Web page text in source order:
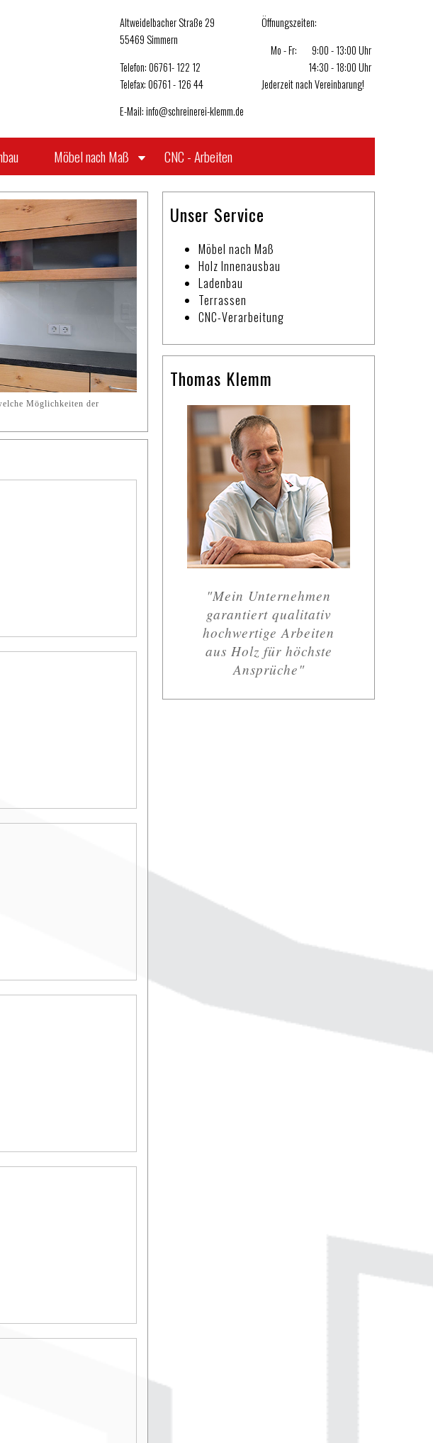
Altweidelbacher Straße 29
55469 Simmern
Telefon: 06761- 122 12
Telefax: 06761 - 126 44
E-Mail:info@schreinerei-klemm.de
Öffnungszeiten:
Mo - Fr:
9:00 - 13:00 Uhr
14:30 - 18:00 Uhr
Jederzeit nach Vereinbarung!
Möbel nach Maß CNC - Arbeiten
Unser Service
Möbel nach Maß
Holz Innenausbau
Ladenbau
Terrassen
CNC-Verarbeitung
Thomas Klemm
"Mein Unternehmen
garantiert qualitativ
hochwertige Arbeiten
aus Holz für höchste
Ansprüche"
Möglichkeiten der